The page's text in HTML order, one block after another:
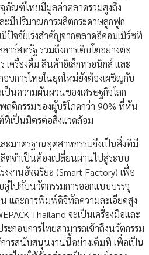
ภัณฑ์ไทยมีมูลค่าตลาดรวมสูงถึง
มีปริมาณการผลิตกระดาษลูกฟูก
จจัยเร่งสำคัญจากตลาดอีคอมเมิร์ซที่
ร์สหรัฐ รวมถึงการเติบโตอย่างต่อ
เครื่องดื่ม สินค้าอิเล็กทรอนิกส์ และ
บการไทยในยุคใหม่ยังต้องเผชิญกับ
ป็นความผันผวนของเศรษฐกิจโลก
ฤติกรรมของผู้บริโภคกว่า 90% ที่หัน
เป็นมิตรต่อสิ่งแวดล้อม
ะมาตรฐานอุตสาหกรรมจึงเป็นสิ่งที่มี
ตจำเป็นต้องเปลี่ยนผ่านไปสู่ระบบ
งานอัจฉริยะ (Smart Factory) เพื่อ
ไปกับนวัตกรรมการออกแบบบรรจุ
ละการพิมพ์ดิจิทัลความละเอียดสูง
Thailand จะเป็นเครื่องมือและ
ะกอบการไทยสามารถเข้าถึงนวัตกรรม
การสนับสนุนงานนี้อย่างเต็มที่ เพื่อเป็น